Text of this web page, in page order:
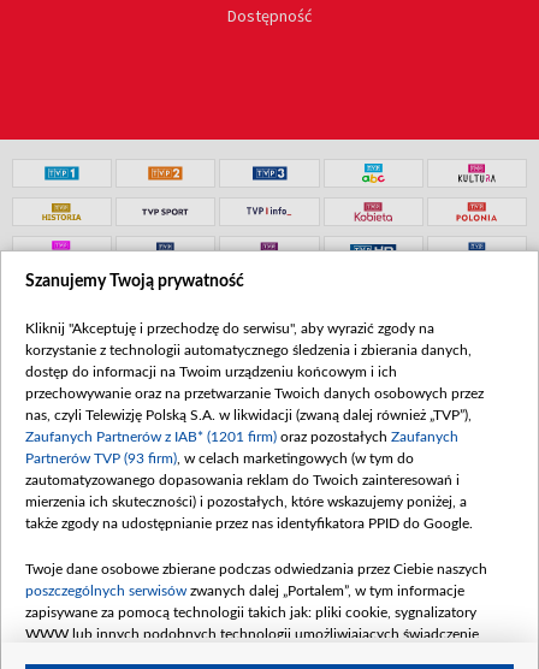
Dostępność
Szanujemy Twoją prywatność
Kliknij "Akceptuję i przechodzę do serwisu", aby wyrazić zgody na
korzystanie z technologii automatycznego śledzenia i zbierania danych,
dostęp do informacji na Twoim urządzeniu końcowym i ich
przechowywanie oraz na przetwarzanie Twoich danych osobowych przez
nas, czyli Telewizję Polską S.A. w likwidacji (zwaną dalej również „TVP”),
Zaufanych Partnerów z IAB* (1201 firm) oraz pozostałych Zaufanych
Partnerów TVP (93 firm) , w celach marketingowych (w tym do
zautomatyzowanego dopasowania reklam do Twoich zainteresowań i
mierzenia ich skuteczności) i pozostałych, które wskazujemy poniżej, a
także zgody na udostępnianie przez nas identyfikatora PPID do Google.
Twoje dane osobowe zbierane podczas odwiedzania przez Ciebie naszych
poszczególnych serwisów zwanych dalej „Portalem”, w tym informacje
zapisywane za pomocą technologii takich jak: pliki cookie, sygnalizatory
WWW lub innych podobnych technologii umożliwiających świadczenie